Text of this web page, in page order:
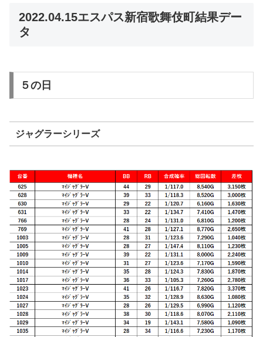
2022.04.15エスパス新宿歌舞伎町結果デー
タ
５の日
ジャグラーシリーズ